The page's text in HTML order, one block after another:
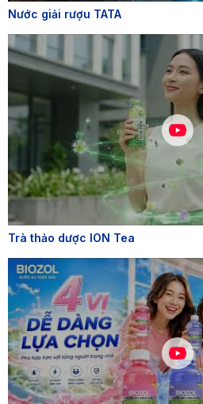
Nước giải rượu TATA
Trà thảo dược ION Tea